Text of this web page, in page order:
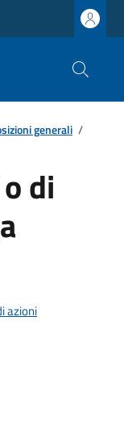
generali /
di
azioni